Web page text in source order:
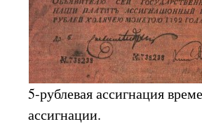
5-рублевая ассигнация
ассигнации.